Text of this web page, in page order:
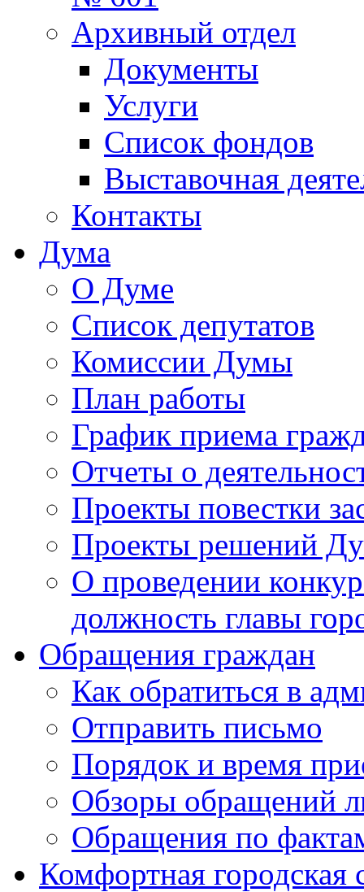
Архивный отдел
Документы
Услуги
Список фондов
Выставочная
Контакты
Дума
О Думе
Список депутатов
Комиссии Думы
План работы
График приема
Отчеты о
Проекты повестки
Проекты решений
О проведении
должность главы
Обращения граждан
Как обратиться в
Отправить письмо
Порядок и время
Обзоры обращений
Обращения по
Комфортная городская